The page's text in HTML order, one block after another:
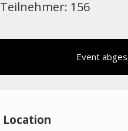
Teilnehmer: 156
Event
Location